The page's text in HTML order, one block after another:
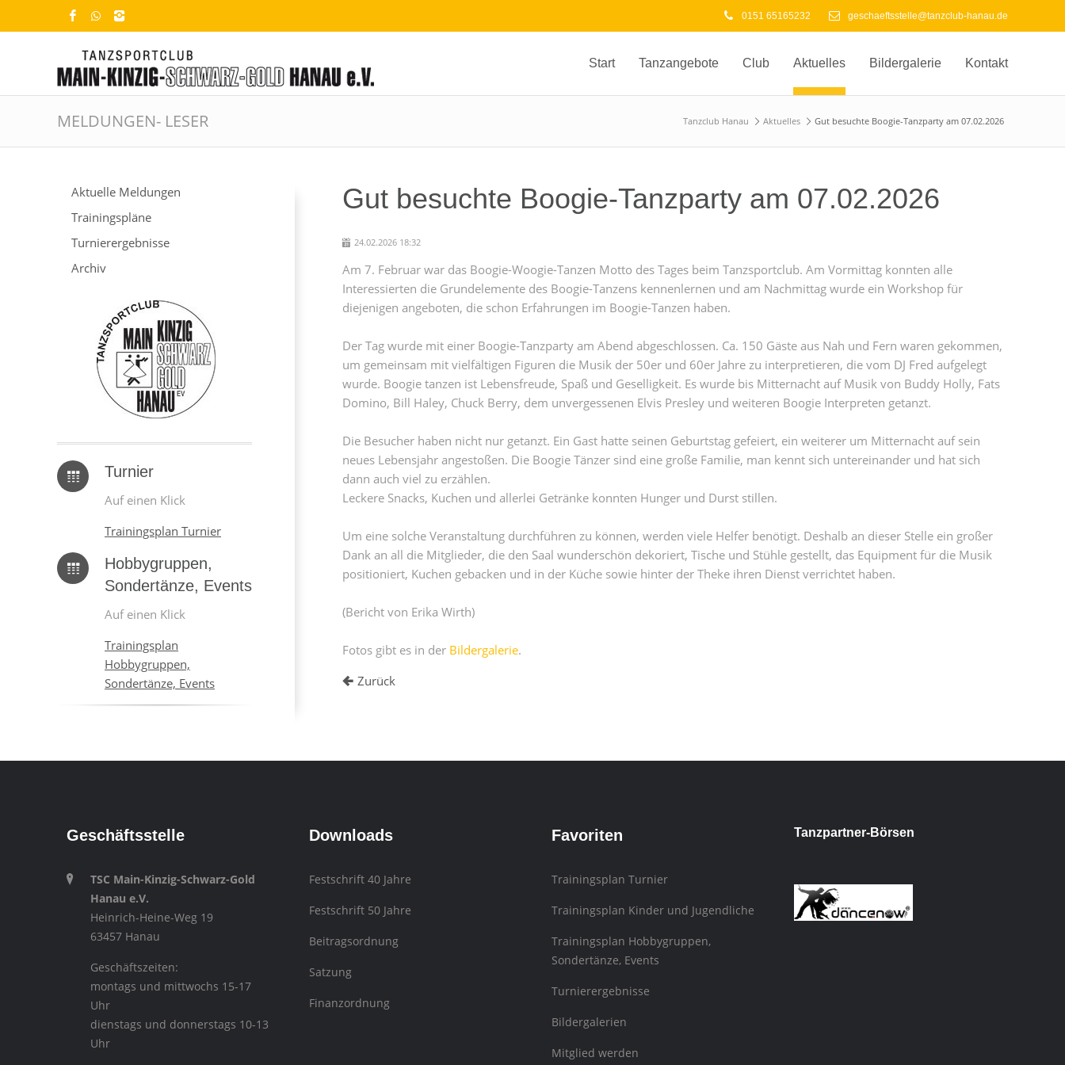
0151 65165232 geschaeftsstelle@tanzclub-hanau.de
Start Tanzangebote Club Aktuelles Bildergalerie Kontakt
Tanzclub Hanau Aktuelles Gut besuchte Boogie-Tanzparty am 07.02.2026
MELDUNGEN- LESER
Aktuelle Meldungen
Trainingspläne
Turnierergebnisse
Archiv
Turnier
Auf einen Klick
Trainingsplan Turnier
Hobbygruppen,
Sondertänze, Events
Auf einen Klick
Trainingsplan
Hobbygruppen,
Sondertänze, Events
Gut besuchte Boogie-Tanzparty am 07.02.2026
24.02.2026 18:32
Am 7. Februar war das Boogie-Woogie-Tanzen Motto des Tages beim Tanzsportclub. Am Vormittag konnten alle
Interessierten die Grundelemente des Boogie-Tanzens kennenlernen und am Nachmittag wurde ein Workshop für
diejenigen angeboten, die schon Erfahrungen im Boogie-Tanzen haben.
Der Tag wurde mit einer Boogie-Tanzparty am Abend abgeschlossen. Ca. 150 Gäste aus Nah und Fern waren gekommen,
um gemeinsam mit vielfältigen Figuren die Musik der 50er und 60er Jahre zu interpretieren, die vom DJ Fred aufgelegt
wurde. Boogie tanzen ist Lebensfreude, Spaß und Geselligkeit. Es wurde bis Mitternacht auf Musik von Buddy Holly, Fats
Domino, Bill Haley, Chuck Berry, dem unvergessenen Elvis Presley und weiteren Boogie Interpreten getanzt.
Die Besucher haben nicht nur getanzt. Ein Gast hatte seinen Geburtstag gefeiert, ein weiterer um Mitternacht auf sein
neues Lebensjahr angestoßen. Die Boogie Tänzer sind eine große Familie, man kennt sich untereinander und hat sich
dann auch viel zu erzählen.
Leckere Snacks, Kuchen und allerlei Getränke konnten Hunger und Durst stillen.
Um eine solche Veranstaltung durchführen zu können, werden viele Helfer benötigt. Deshalb an dieser Stelle ein großer
Dank an all die Mitglieder, die den Saal wunderschön dekoriert, Tische und Stühle gestellt, das Equipment für die Musik
positioniert, Kuchen gebacken und in der Küche sowie hinter der Theke ihren Dienst verrichtet haben.
(Bericht von Erika Wirth)
Fotos gibt es in der Bildergalerie.
Zurück
Geschäftsstelle
TSC Main-Kinzig-Schwarz-Gold
Hanau e.V.
Heinrich-Heine-Weg 19
63457 Hanau
Geschäftszeiten:
montags und mittwochs 15-17
Uhr
dienstags und donnerstags 10-13
Uhr
Downloads
Festschrift 40 Jahre
Festschrift 50 Jahre
Beitragsordnung
Satzung
Finanzordnung
Favoriten
Trainingsplan Turnier
Trainingsplan Kinder und Jugendliche
Trainingsplan Hobbygruppen,
Sondertänze, Events
Turnierergebnisse
Bildergalerien
Mitglied werden
Tanzpartner-Börsen